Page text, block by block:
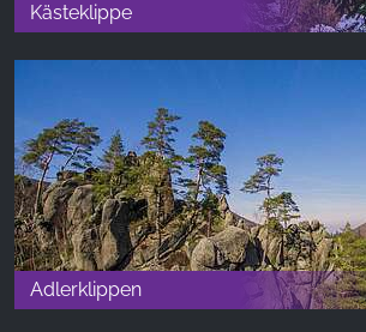
Kästeklippe
Adlerklippen